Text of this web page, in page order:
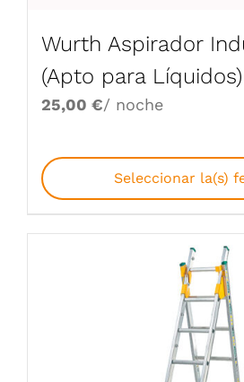
Wurth Aspirador
(Apto para Líquidos)
25,00 €/ noche
Seleccionar la(s)